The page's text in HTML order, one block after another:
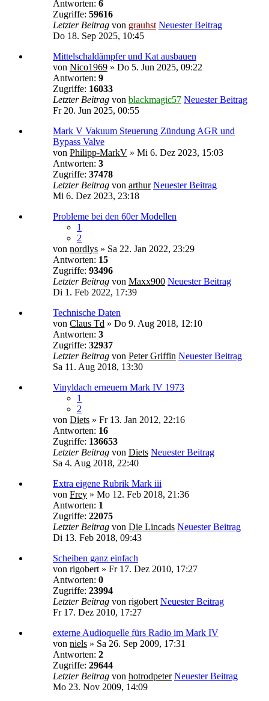
Antworten: 6
Zugriffe: 59616
Letzter Beitrag von grauhst Neuester Beitrag
Do 18. Sep 2025, 10:45
Mittelschaldämpfer und Kat ausbauen
von Nico1969 » Do 5. Jun 2025, 09:22
Antworten: 9
Zugriffe: 16033
Letzter Beitrag von blackmagic57 Neuester Beitrag
Fr 20. Jun 2025, 00:55
Mark V Vakuum Steuerung Zündung AGR und
Bypass Valve
von Philipp-MarkV » Mi 6. Dez 2023, 15:03
Antworten: 3
Zugriffe: 37478
Letzter Beitrag von arthur Neuester Beitrag
Mi 6. Dez 2023, 23:18
Probleme bei den 60er Modellen
1
2
von nordlys » Sa 22. Jan 2022, 23:29
Antworten: 15
Zugriffe: 93496
Letzter Beitrag von Maxx900 Neuester Beitrag
Di 1. Feb 2022, 17:39
Technische Daten
von Claus Td » Do 9. Aug 2018, 12:10
Antworten: 3
Zugriffe: 32937
Letzter Beitrag von Peter Griffin Neuester Beitrag
Sa 11. Aug 2018, 13:30
Vinyldach erneuern Mark IV 1973
1
2
von Diets » Fr 13. Jan 2012, 22:16
Antworten: 16
Zugriffe: 136653
Letzter Beitrag von Diets Neuester Beitrag
Sa 4. Aug 2018, 22:40
Extra eigene Rubrik Mark iii
von Frey » Mo 12. Feb 2018, 21:36
Antworten: 1
Zugriffe: 22075
Letzter Beitrag von Die Lincads Neuester Beitrag
Di 13. Feb 2018, 09:43
Scheiben ganz einfach
von rigobert » Fr 17. Dez 2010, 17:27
Antworten: 0
Zugriffe: 23994
Letzter Beitrag von rigobert Neuester Beitrag
Fr 17. Dez 2010, 17:27
externe Audioquelle fürs Radio im Mark IV
von niels » Sa 26. Sep 2009, 17:31
Antworten: 2
Zugriffe: 29644
Letzter Beitrag von hotrodpeter Neuester Beitrag
Mo 23. Nov 2009, 14:09